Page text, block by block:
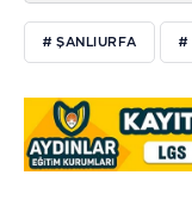
# ŞANLIURFA #